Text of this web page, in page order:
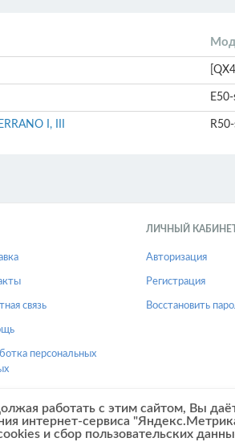
I, III
связь
персональных
ЛИЧНЫЙ
Авторизация
Регистрация
Восстановить
работать с этим сайтом, Вы
интернет-сервиса
и сбор пользовательских